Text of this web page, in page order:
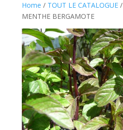
Home / TOUT LE CATALOGUE/
MENTHE BERGAMOTE